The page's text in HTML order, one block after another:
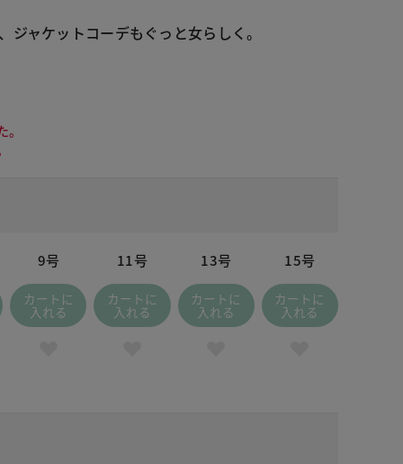
ック
ジャケットコーデもぐっと女らしく。
9号
カートに
入れる
11号
カートに
入れる
13号
カートに
入れる
15号
カートに
入れる